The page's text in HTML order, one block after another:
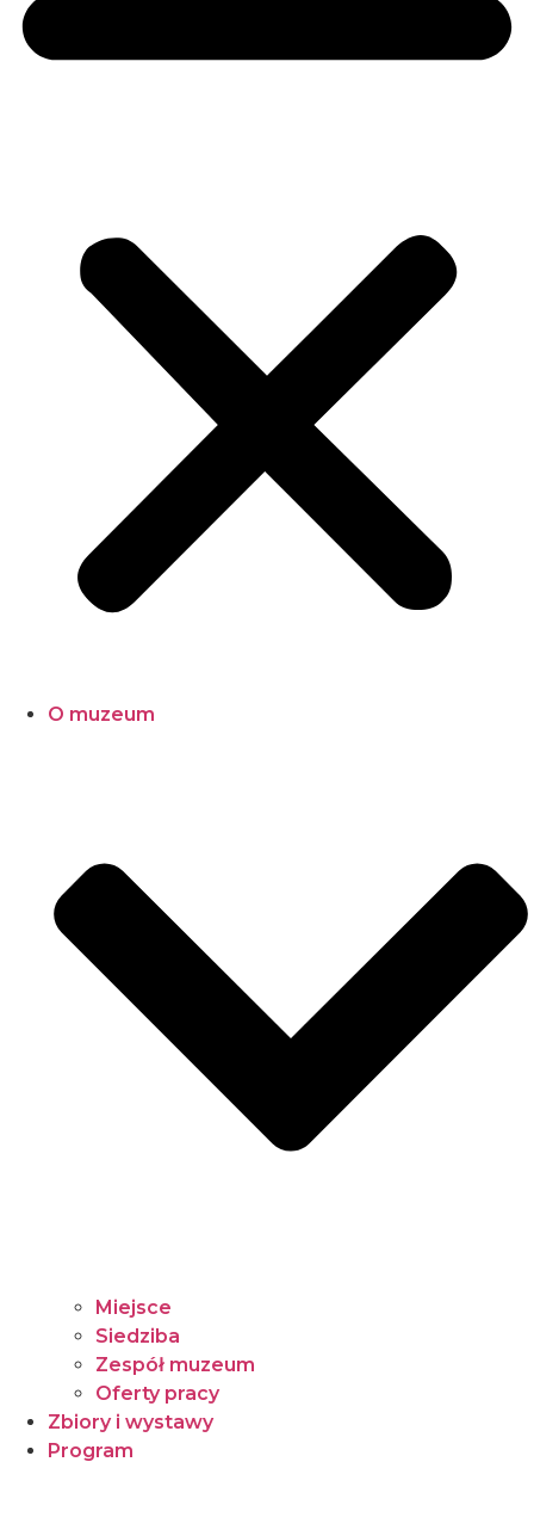
O muzeum
Miejsce
Siedziba
Zespół muzeum
Oferty pracy
Zbiory i wystawy
Program